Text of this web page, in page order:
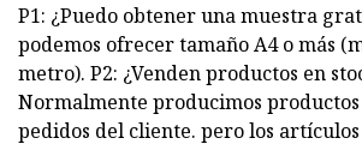
P1: ¿Puedo obtener una muestra
podemos ofrecer tamaño A4 o más
metro). P2: ¿Venden productos en
Normalmente producimos productos
pedidos del cliente. pero los